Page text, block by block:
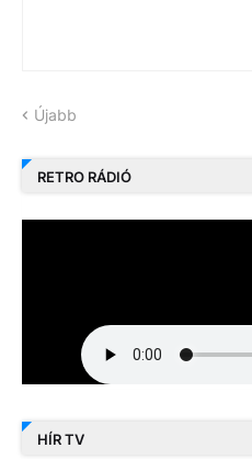
Újabb
RETRO RÁDIÓ
HÍR TV